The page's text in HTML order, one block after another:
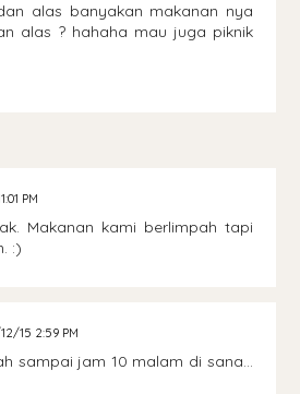
alas banyakan makanan nya
alas ? hahaha mau juga piknik
PM
Makanan kami berlimpah tapi
:)
15 2:59 PM
sampai jam 10 malam di sana...